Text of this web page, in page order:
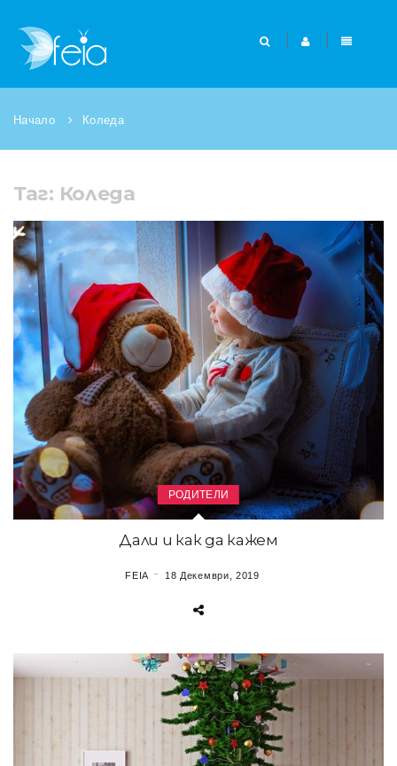
Начало Коледа
Таг: Коледа
РОДИТЕЛИ
Дали и как да кажем
FEIA 18 Декември, 2019